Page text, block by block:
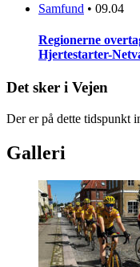
Samfund • 09.04
Regionerne
Hjertestarter-
Det sker i Vejen
Der er på dette tidspunkt
Galleri